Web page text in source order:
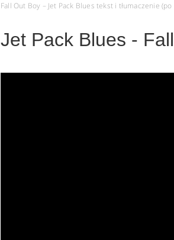
Fall Out Boy – Jet Pack Blues tekst i tłumaczenie
Jet Pack Blues -